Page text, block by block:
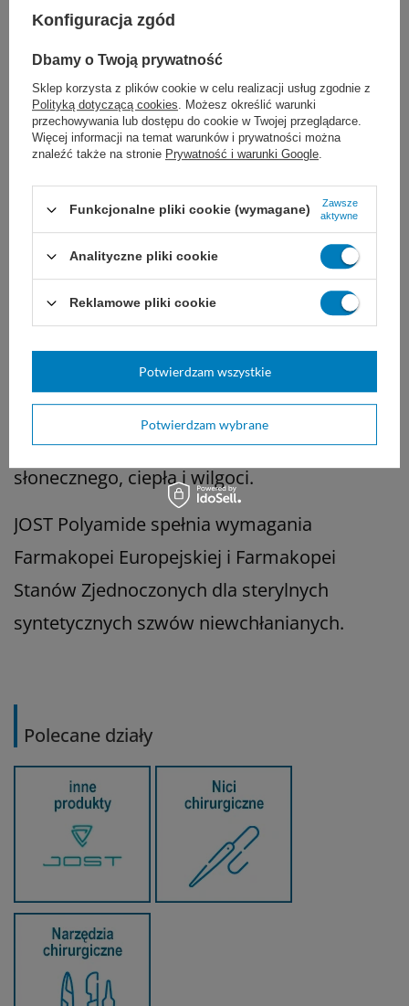
chirurgia sercowo-naczyniowa
neurochirurgia
chirurgia okulistyczna
Dobór nici JOST zależy od ogólnego stanu
pacjenta, wielkości uszkodzonej tkanki i rany,
a także od wybranej techniki i doświadczenia
chirurga.Nie są znane żadne
przeciwwskazania do stosowania nici
poliamidowych JOST.
Przechowywać w maksymalnej temperaturze
25°C, z dala od bezpośredniego światła
słonecznego, ciepła i wilgoci.
JOST Polyamide spełnia wymagania
Farmakopei Europejskiej i Farmakopei
Stanów Zjednoczonych dla sterylnych
syntetycznych szwów niewchłanianych.
Polecane działy
Konfiguracja zgód
Dbamy o Twoją prywatność
Sklep korzysta z plików cookie w celu realizacji usług zgodnie z
Polityką dotyczącą cookies. Możesz określić warunki
przechowywania lub dostępu do cookie w Twojej przeglądarce.
Więcej informacji na temat warunków i prywatności można
znaleźć także na stronie Prywatność i warunki Google.
Funkcjonalne pliki cookie (wymagane)
Zawsze
aktywne
Analityczne pliki cookie
Reklamowe pliki cookie
Potwierdzam wybrane
Potwierdzam wszystkie